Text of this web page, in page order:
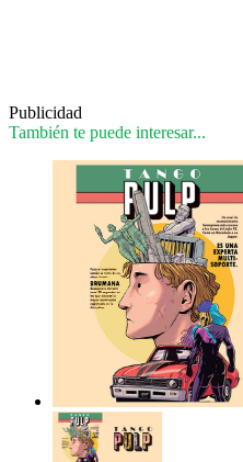
Publicidad
También te puede interesar...